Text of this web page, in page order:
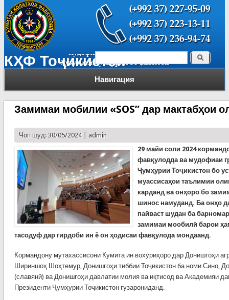
КҲФ Тоҷикистон
Навигация
Форма поиска Поиск
Замимаи мобилии «SOS” дар мактабҳои
Чоп шуд: 30/05/2024 | admin
29 майи соли 2024
фавқулодда ва мудофиаи
Ҷумҳурии Тоҷикистон бо
муассисаҳои таълимии
карданд ва онҳоро бо
шинос намуданд. Ба онҳо
пайваст шудан ба
замимаи мообилӣ барои
тасодуф дар гирдоби ин ё он ҳодисаи фавқулода мондаанд.
Кормандону мутахассисони Кумита ин вохӯриҳоро дар Донишгоҳи
Шириншоҳ Шоҳтемур, Донишгоҳи тиббии Тоҷикистон ба номи Сино,
(славянӣ) ва Донишгоҳи давлатии молия ва иқтисод ва Академияи
Президенти Ҷумҳурии Тоҷикистон гузарониданд.